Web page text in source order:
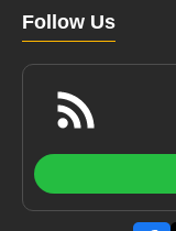
Follow Us